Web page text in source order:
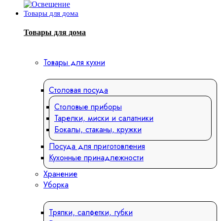
Товары для дома
Товары для дома
Товары для кухни
Столовая посуда
Столовые приборы
Тарелки, миски и салатники
Бокалы, стаканы, кружки
Посуда для приготовления
Кухонные принадлежности
Хранение
Уборка
Тряпки, салфетки, губки